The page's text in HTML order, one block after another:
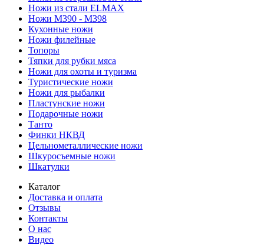
Ножи из стали ELMAX
Ножи М390 - М398
Кухонные ножи
Ножи филейные
Топоры
Тяпки для рубки мяса
Ножи для охоты и туризма
Туристические ножи
Ножи для рыбалки
Пластунские ножи
Подарочные ножи
Танто
Финки НКВД
Цельнометаллические ножи
Шкуросъемные ножи
Шкатулки
Каталог
Доставка и оплата
Отзывы
Контакты
О нас
Видео